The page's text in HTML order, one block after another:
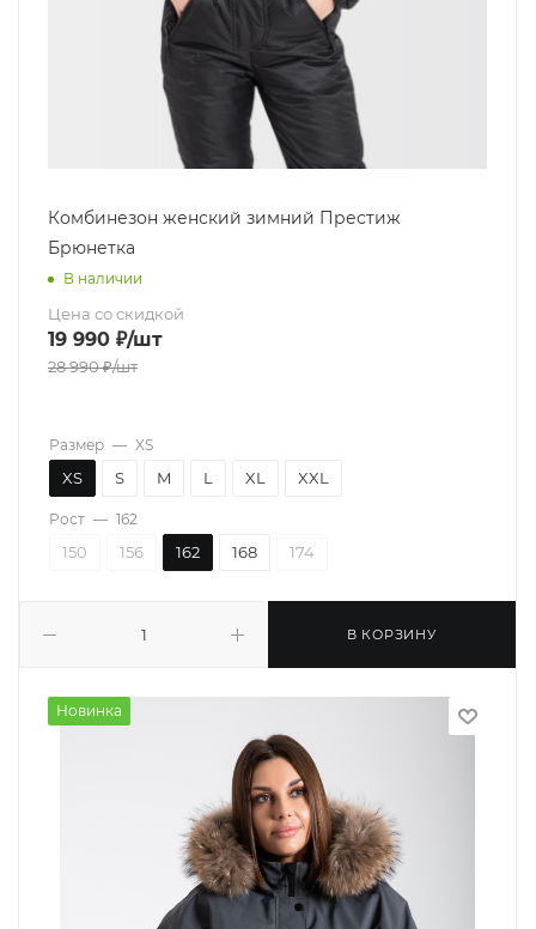
Комбинезон женский зимний Престиж
Брюнетка
В наличии
Цена со скидкой
19 990 ₽/шт
28 990₽/шт
В КОРЗИНУ
Размер — XS
XS S M L XL XXL
Рост — 162
150 156 162 168 174
Новинка